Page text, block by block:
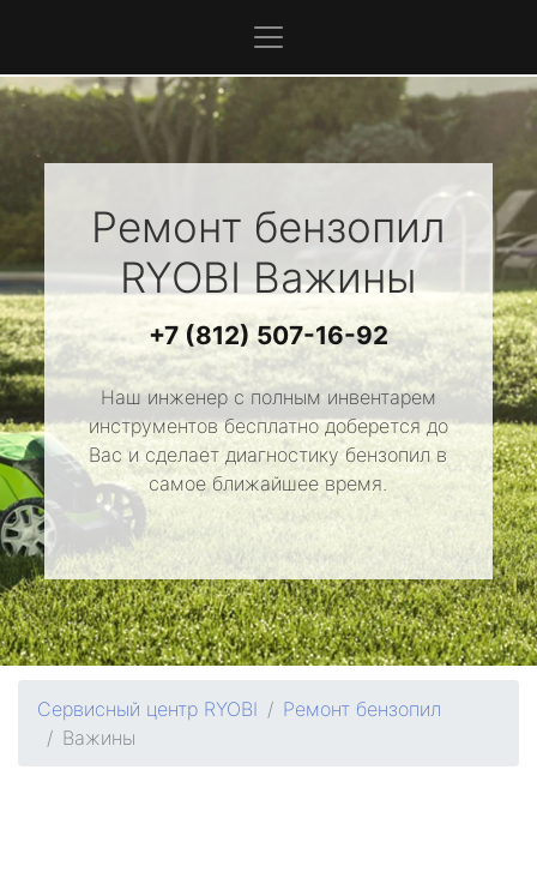
Ремонт бензопил
RYOBIВажины
+7 (812) 507-16-92
Наш инженер с полным инвентарем
инструментов бесплатно доберется до
Вас и сделает диагностику бензопил в
самое ближайшее время.
Сервисный центр RYOBI
Ремонт бензопил
Важины